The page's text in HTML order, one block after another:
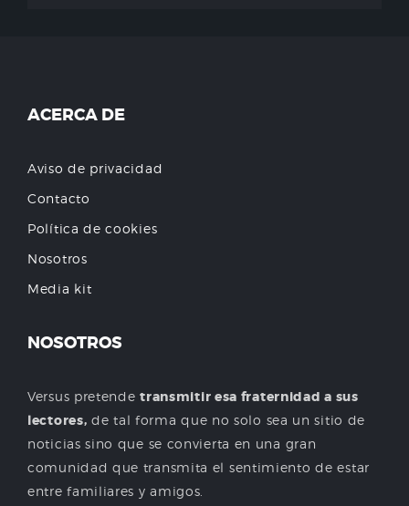
ACERCA DE
Aviso de privacidad
Contacto
Política de cookies
Nosotros
Media kit
NOSOTROS
Versus pretendetransmitir esa fraternidad a sus
lectores, de tal forma que no solo sea un sitio de
noticias sino que se convierta en una gran
comunidad que transmita el sentimiento de estar
entre familiares y amigos.